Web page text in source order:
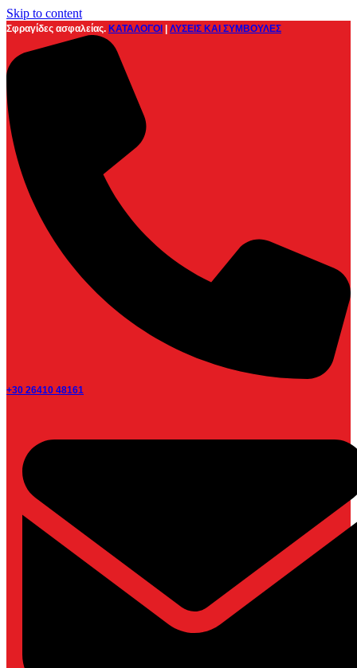
Skip to content
Σφραγίδες ασφαλείας. ΚΑΤΑΛΟΓΟΙ ΛΥΣΕΙΣ ΚΑΙ ΣΥΜΒΟΥΛΕΣ
+30 26410 48161